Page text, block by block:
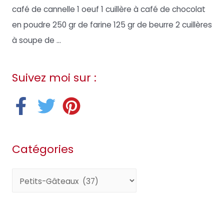
café de cannelle 1 oeuf 1 cuillère à café de chocolat
en poudre 250 gr de farine 125 gr de beurre 2 cuillères
à soupe de ...
Suivez moi sur :
Catégories